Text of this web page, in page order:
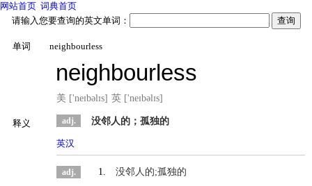
网站首页 词典首页
请输入您要查询的英文单词：
单词 neighbourless
释义
neighbourless
美 ['neɪbəlɪs] 英 ['neɪbəlɪs]
adj. 没邻人的；孤独的
英汉
adj. 1. 没邻人的;孤独的